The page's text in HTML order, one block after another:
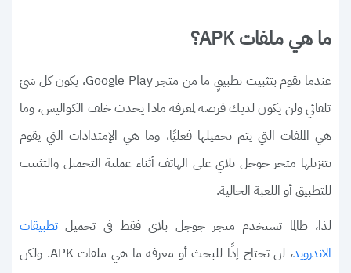
ما هي ملفات APK؟
عندما تقوم بتثبيت تطبيقٍ ما من متجر Google Play، يكون كل شئ
تلقائي ولن يكون لديك فرصة لمعرفة ماذا يحدث خلف الكواليس، وما
هي الملفات التي يتم تحميلها فعليًا، وما هي الإمتدادات التي يقوم
بتنزيلها متجر جوجل بلاي على الهاتف أثناء عملية التحميل والتثبيت
للتطبيق أو اللعبة الحالية.
لذا، طالما تستخدم متجر جوجل بلاي فقط في تحميل تطبيقات
الاندرويد
، لن تحتاج إذًا للبحث أو معرفة ما هي ملفات APK. ولكن